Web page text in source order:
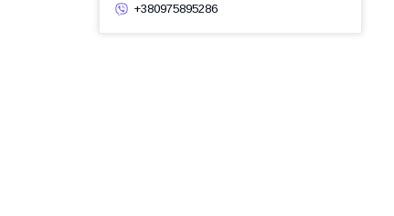
+380975895286